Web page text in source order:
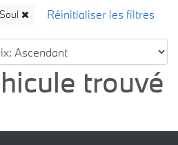
Soul
trouvé